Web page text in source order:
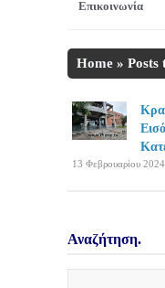
Επικοινωνία
Home » Posts
13 Φεβρουαρίου
Αναζήτηση.